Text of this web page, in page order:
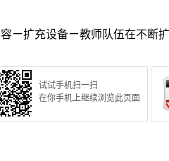
ㄧ扩充设备ㄧ教师队伍在不断
试试手机扫一扫
在你手机上继续浏览此页面